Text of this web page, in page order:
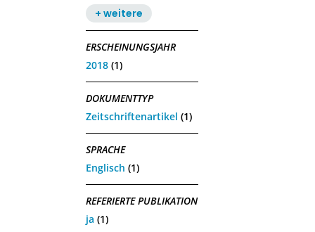
+ weitere
ERSCHEINUNGSJAHR
2018 (1)
DOKUMENTTYP
Zeitschriftenartikel (1)
SPRACHE
Englisch (1)
REFERIERTE PUBLIKATION
ja (1)